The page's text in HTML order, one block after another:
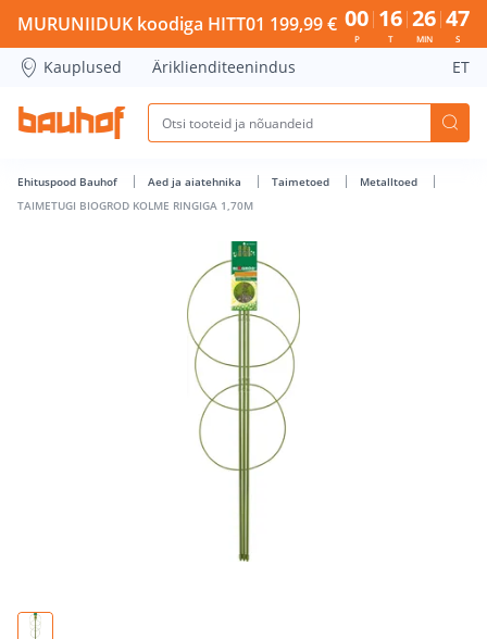
TAIMETUGI BIOGROD KOLME RINGIGA 1,70M - Bauhof has
MURUNIIDUK koodiga HITT01 199,99 € 00
P
16
T
26
MIN
46
S
Kauplused Äriklienditeenindus ET
Ehituspood Bauhof Aed ja aiatehnika Taimetoed
Metalltoed
TAIMETUGI BIOGROD KOLME RINGIGA 1,70M